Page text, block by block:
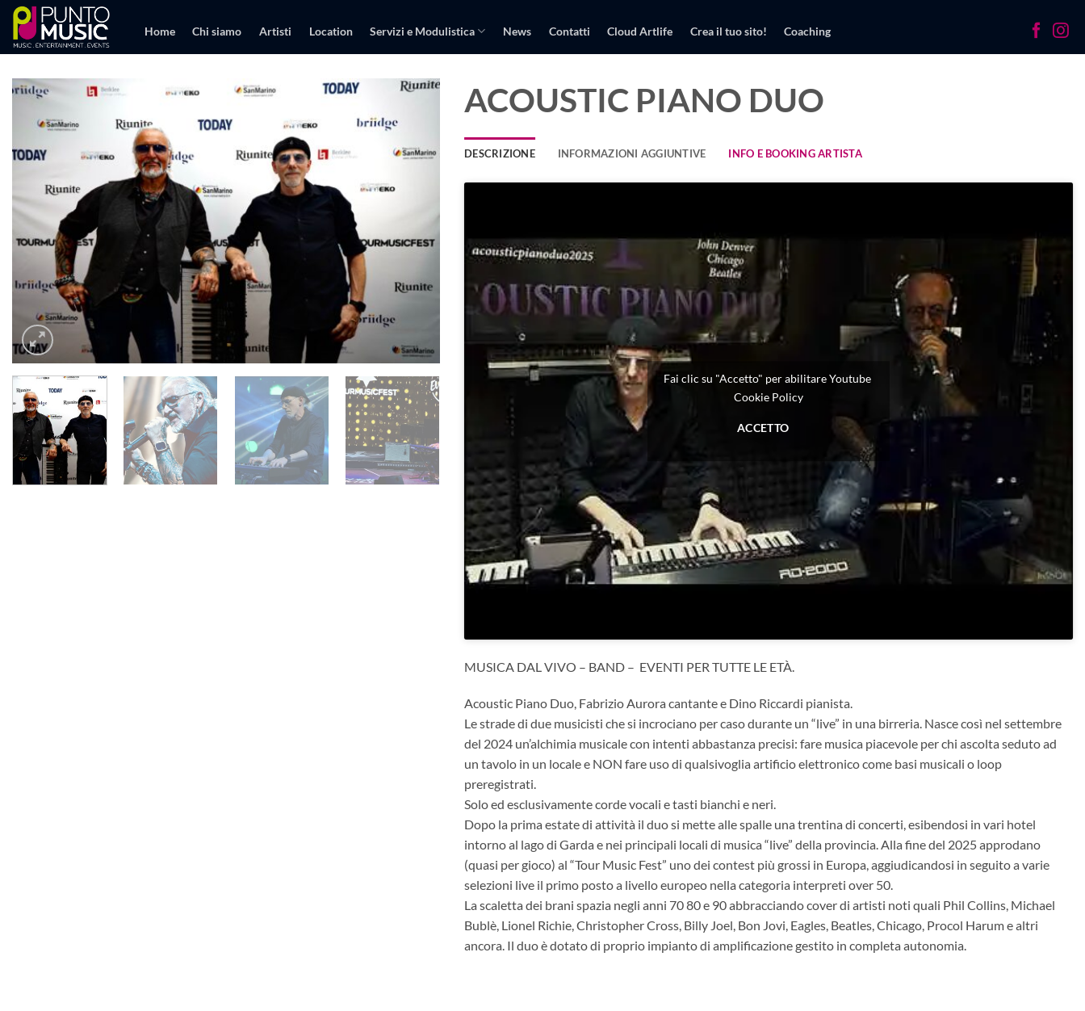
Salta
contenuti
Home Chi siamo Artisti Location Servizi e Modulistica News Contatti Cloud Artlife Crea il tuo sito! Coaching
ACOUSTIC PIANO DUO
DESCRIZIONE INFORMAZIONI AGGIUNTIVE INFO E BOOKING ARTISTA
Fai clic su "Accetto" per abilitare Youtube
Cookie Policy
ACCETTO
MUSICA DAL VIVO – BAND – EVENTI PER TUTTE LE ETÀ.
Acoustic Piano Duo, Fabrizio Aurora cantante e Dino Riccardi pianista.
Le strade di due musicisti che si incrociano per caso durante un “live” in una birreria. Nasce così nel settembre
del 2024 un’alchimia musicale con intenti abbastanza precisi: fare musica piacevole per chi ascolta seduto ad
un tavolo in un locale e NON fare uso di qualsivoglia artificio elettronico come basi musicali o loop
preregistrati.
Solo ed esclusivamente corde vocali e tasti bianchi e neri.
Dopo la prima estate di attività il duo si mette alle spalle una trentina di concerti, esibendosi in vari hotel
intorno al lago di Garda e nei principali locali di musica “live” della provincia. Alla fine del 2025 approdano
(quasi per gioco) al “Tour Music Fest” uno dei contest più grossi in Europa, aggiudicandosi in seguito a varie
selezioni live il primo posto a livello europeo nella categoria interpreti over 50.
La scaletta dei brani spazia negli anni 70 80 e 90 abbracciando cover di artisti noti quali Phil Collins, Michael
Bublè, Lionel Richie, Christopher Cross, Billy Joel, Bon Jovi, Eagles, Beatles, Chicago, Procol Harum e altri
ancora. Il duo è dotato di proprio impianto di amplificazione gestito in completa autonomia.